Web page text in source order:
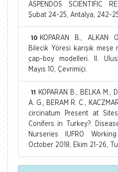
ASPENDOS SCIENTIFIC
Şubat 24-25, Antalya, 242-
10 KOPARAN B., ALKAN
Bilecik Yöresi karışık
çap-boy modelleri. II.
Mayıs 10, Çevrimiçi.
11
KOPARAN B., BELKA M.,
A. G., BERAM R. C.,
circinatum Present at
Conifers in Turkey?.
Nurseries IUFRO
October 2018, Ekim 21-26,